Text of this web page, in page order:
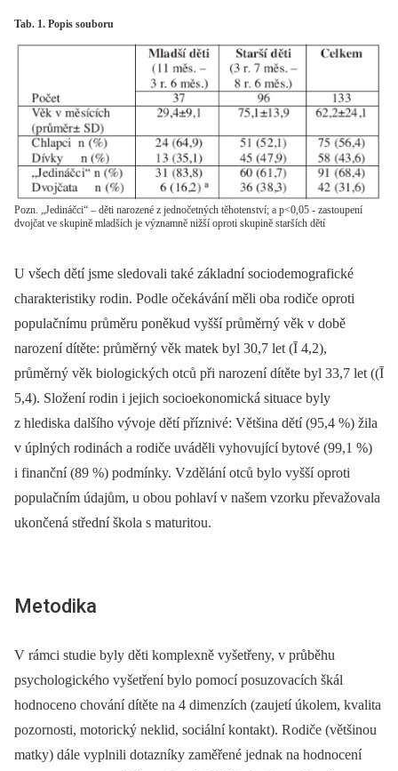
Tab. 1. Popis souboru
Pozn. „Jedináčci“ – děti narozené z jednočetných těhotenství; a p<0,05 - zastoupení
dvojčat ve skupině mladších je významně nižší oproti skupině starších dětí
U všech dětí jsme sledovali také základní sociodemografické
charakteristiky rodin. Podle očekávání měli oba rodiče oproti
populačnímu průměru poněkud vyšší průměrný věk v době
narození dítěte: průměrný věk matek byl 30,7 let (Ī 4,2),
průměrný věk biologických otců při narození dítěte byl 33,7 let ((Ī
5,4). Složení rodin i jejich socioekonomická situace byly
z hlediska dalšího vývoje dětí příznivé: Většina dětí (95,4 %) žila
v úplných rodinách a rodiče uváděli vyhovující bytové (99,1 %)
i finanční (89 %) podmínky. Vzdělání otců bylo vyšší oproti
populačním údajům, u obou pohlaví v našem vzorku převažovala
ukončená střední škola s maturitou.
Metodika
V rámci studie byly děti komplexně vyšetřeny, v průběhu
psychologického vyšetření bylo pomocí posuzovacích škál
hodnoceno chování dítěte na 4 dimenzích (zaujetí úkolem, kvalita
pozornosti, motorický neklid, sociální kontakt). Rodiče (většinou
matky) dále vyplnili dotazníky zaměřené jednak na hodnocení